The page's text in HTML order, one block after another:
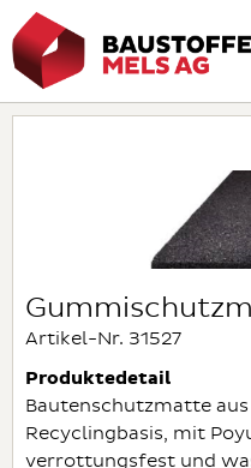
Artikel-Nr. 31527
Produktedetail
Bautenschutzmatte
Recyclingbasis, mit
verrottungsfest und